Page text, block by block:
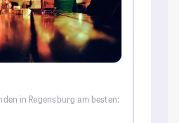
in Regensburg am besten: